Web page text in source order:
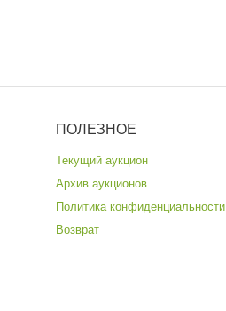
ПОЛЕЗНОЕ
Текущий аукцион
Архив аукционов
Политика конфиденциальности
Возврат